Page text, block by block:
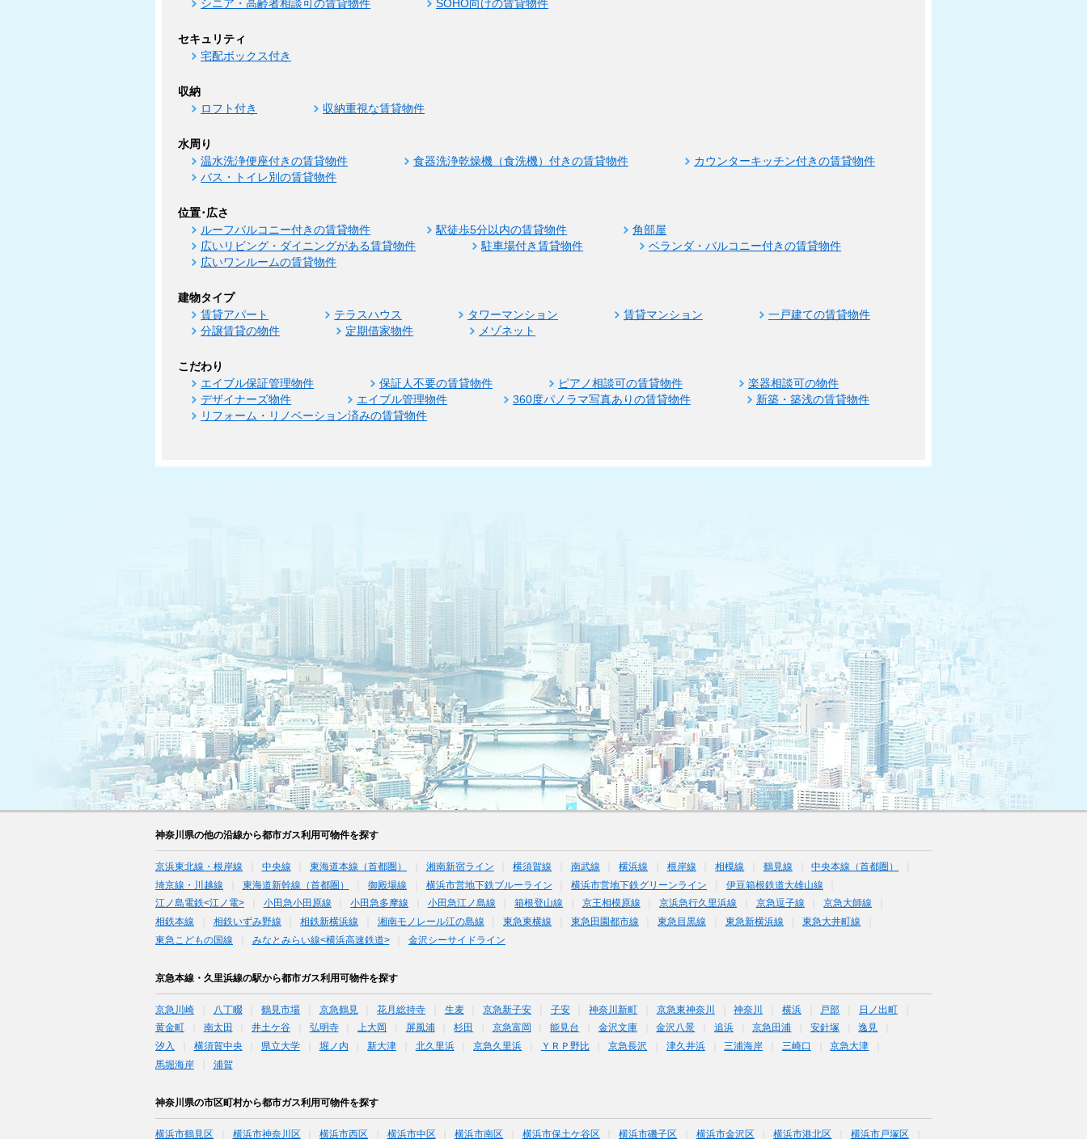
シニア・高齢者相談可の賃貸物件
SOHO向けの賃貸物件
セキュリティ
宅配ボックス付き
収納
ロフト付き 収納重視な賃貸物件
水周り
温水洗浄便座付きの賃貸物件 食器洗浄乾燥機（食洗機）付きの賃貸物件
カウンターキッチン付きの賃貸物件
バス・トイレ別の賃貸物件
位置･広さ
ルーフバルコニー付きの賃貸物件 駅徒歩5分以内の賃貸物件
角部屋
広いリビング・ダイニングがある賃貸物件
駐車場付き賃貸物件
ベランダ・バルコニー付きの賃貸物件
広いワンルームの賃貸物件
建物タイプ
賃貸アパート テラスハウス タワーマンション 賃貸マンション
一戸建ての賃貸物件
分譲賃貸の物件
定期借家物件 メゾネット
こだわり
エイブル保証管理物件 保証人不要の賃貸物件 ピアノ相談可の賃貸物件
楽器相談可の物件
デザイナーズ物件
エイブル管理物件 360度パノラマ写真ありの賃貸物件
新築・築浅の賃貸物件
リフォーム・リノベーション済みの賃貸物件
神奈川県の他の沿線から都市ガス利用可物件を探す
京浜東北線・根岸線 中央線 東海道本線（首都圏） 湘南新宿ライン 横須賀線 南武線 横浜線 根岸線 相模線 鶴見線
中央本線（首都圏）
埼京線・川越線
東海道新幹線（首都圏） 御殿場線 横浜市営地下鉄ブルーライン 横浜市営地下鉄グリーンライン
伊豆箱根鉄道大雄山線
江ノ島電鉄<江ノ電>
小田急小田原線 小田急多摩線 小田急江ノ島線 箱根登山線 京王相模原線 京浜急行久里浜線 京急逗子線
京急大師線
相鉄本線
相鉄いずみ野線 相鉄新横浜線 湘南モノレール江の島線 東急東横線 東急田園都市線 東急目黒線 東急新横浜線
東急大井町線
東急こどもの国線
みなとみらい線<横浜高速鉄道> 金沢シーサイドライン
京急本線・久里浜線の駅から都市ガス利用可物件を探す
京急川崎 八丁畷 鶴見市場 京急鶴見 花月総持寺 生麦 京急新子安 子安 神奈川新町 京急東神奈川 神奈川 横浜 戸部
日ノ出町
黄金町
南太田 井土ケ谷 弘明寺 上大岡 屏風浦 杉田 京急富岡 能見台 金沢文庫 金沢八景 追浜 京急田浦 安針塚
逸見
汐入
横須賀中央 県立大学 堀ノ内 新大津 北久里浜 京急久里浜 ＹＲＰ野比 京急長沢 津久井浜 三浦海岸 三崎口
京急大津
馬堀海岸
浦賀
神奈川県の市区町村から都市ガス利用可物件を探す
横浜市鶴見区 横浜市神奈川区 横浜市西区 横浜市中区 横浜市南区 横浜市保土ケ谷区 横浜市磯子区 横浜市金沢区 横浜市港北区
横浜市戸塚区